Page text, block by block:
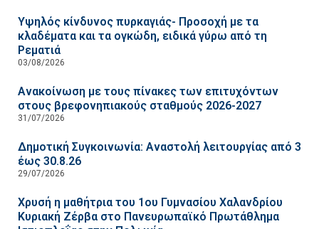
Υψηλός κίνδυνος πυρκαγιάς- Προσοχή με τα
κλαδέματα και τα ογκώδη, ειδικά γύρω από τη
Ρεματιά
03/08/2026
Ανακοίνωση με τους πίνακες των επιτυχόντων
στους βρεφονηπιακούς σταθμούς 2026-2027
31/07/2026
Δημοτική Συγκοινωνία: Αναστολή λειτουργίας από 3
έως 30.8.26
29/07/2026
Χρυσή η μαθήτρια του 1ου Γυμνασίου Χαλανδρίου
Κυριακή Ζέρβα στο Πανευρωπαϊκό Πρωτάθλημα